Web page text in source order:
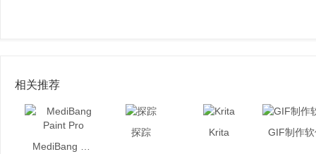
相关推荐
探踪 Krita GIF制作